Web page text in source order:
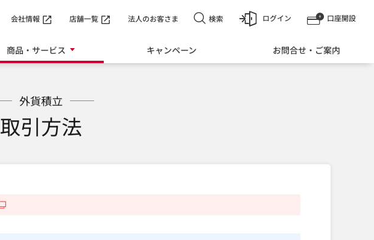
口座開設
ログイン
商品・サービス キャンペーン お問合せ・ご案内
会社情報 店舗一覧 法人のお客さま 検索
外貨積立
取引方法